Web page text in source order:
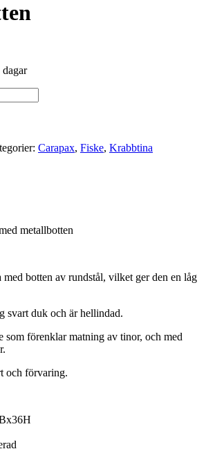
Carapax, Fiske, Krabbtina
metallbotten
botten av rundstål, vilket ger den en låg
svart duk och är hellindad.
som förenklar matning av tinor, och med
och förvaring.